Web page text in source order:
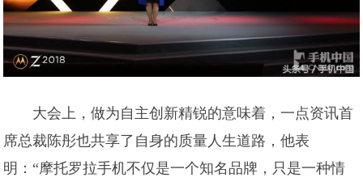
大会上，做为自主创新精锐的意味着，一点资讯首
席总裁陈彤也共享了自身的质量人生道路，他表
明：“摩托罗拉手机不仅是一个知名品牌，只是一种情